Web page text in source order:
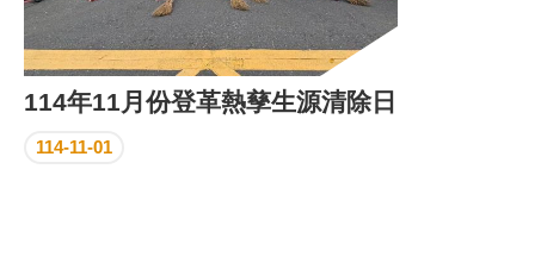
114年11月份登革熱孳生源清除日
114-11-01